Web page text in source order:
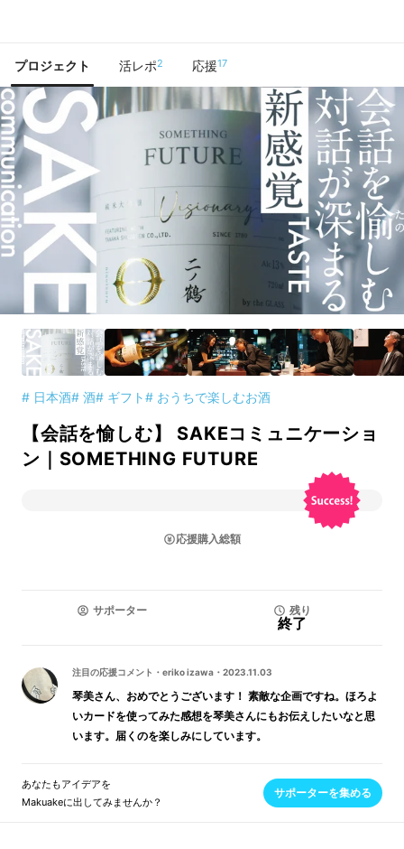
プロジェクト 活レポ2 応援17
# 日本酒# 酒# ギフト# おうちで楽しむお酒
【会話を愉しむ】 SAKEコミュニケーショ
ン｜SOMETHING FUTURE
応援購入総額
サポーター 残り
終了
注目の応援コメント ・ eriko izawa ・ 2023.11.03
琴美さん、おめでとうございます！ 素敵な企画ですね。ほろよ
いカードを使ってみた感想を琴美さんにもお伝えしたいなと思
います。届くのを楽しみにしています。
あなたもアイデアを
Makuakeに出してみませんか？
サポーターを集める